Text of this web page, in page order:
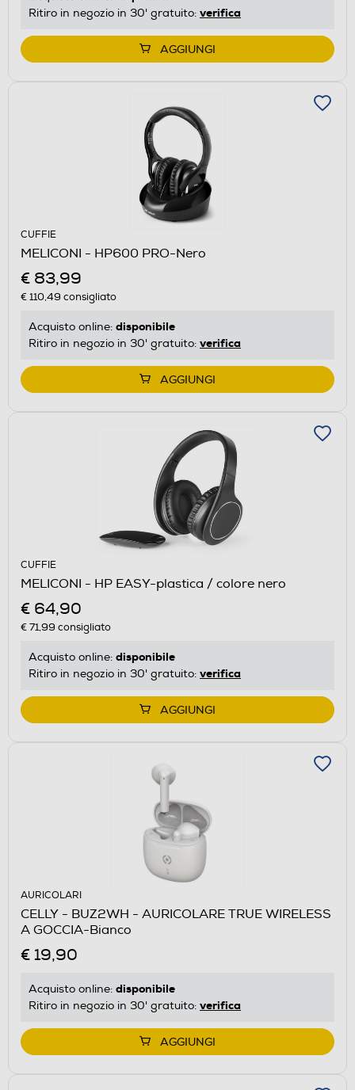
Ritiro in negozio in 30' gratuito: verifica
AGGIUNGI
CUFFIE
MELICONI - HP600 PRO-Nero
€ 83,99
€ 110,49 consigliato
Acquisto online: disponibile
Ritiro in negozio in 30' gratuito: verifica
AGGIUNGI
CUFFIE
MELICONI - HP EASY-plastica / colore nero
€ 64,90
€ 71,99 consigliato
Acquisto online: disponibile
Ritiro in negozio in 30' gratuito: verifica
AGGIUNGI
AURICOLARI
CELLY - BUZ2WH - AURICOLARE TRUE WIRELESS
A GOCCIA-Bianco
€ 19,90
Acquisto online: disponibile
Ritiro in negozio in 30' gratuito: verifica
AGGIUNGI